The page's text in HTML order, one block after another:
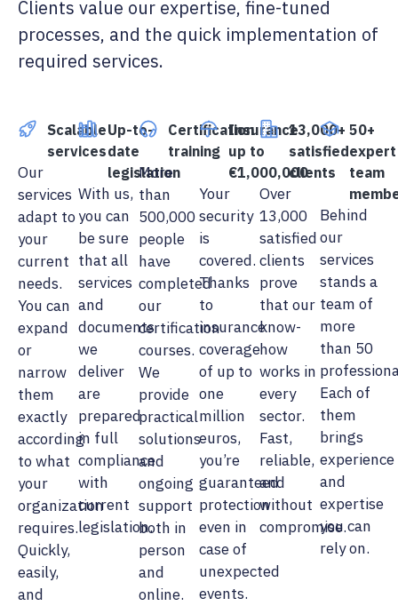
Clients value our expertise, fine-tuned
processes, and the quick implementation of
required services.
Scalable
services
Our
services
adapt to
your
current
needs.
You can
expand
or
narrow
them
exactly
according
to what
your
organization
requires.
Quickly,
easily,
and
Up-to-
date
legislation
With us,
you can
be sure
that all
services
and
documents
we
deliver
are
prepared
in full
compliance
with
current
legislation.
Certification
training
More
than
500,000
people
have
completed
our
certification
courses.
We
provide
practical
solutions
and
ongoing
support
both in
person
and
online.
Insurance
up to
€1,000,000
Your
security
is
covered.
Thanks
to
insurance
coverage
of up to
one
million
euros,
you’re
guaranteed
protection
even in
case of
unexpected
events.
13,000+
satisfied
clients
Over
13,000
satisfied
clients
prove
that our
know-
how
works in
every
sector.
Fast,
reliable,
and
without
compromise.
50+
expert
team
Behind
our
services
stands a
team of
more
than 50
Each of
them
brings
experience
and
expertise
you can
rely on.